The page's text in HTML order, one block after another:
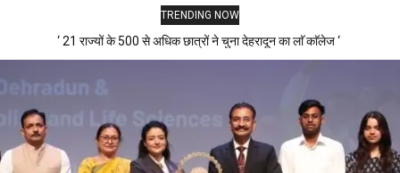
TRENDING NOW
‘ 21 राज्यों के 500 से अधिक छात्रों ने चुना देहरादून का लाॅ काॅलेज ‘